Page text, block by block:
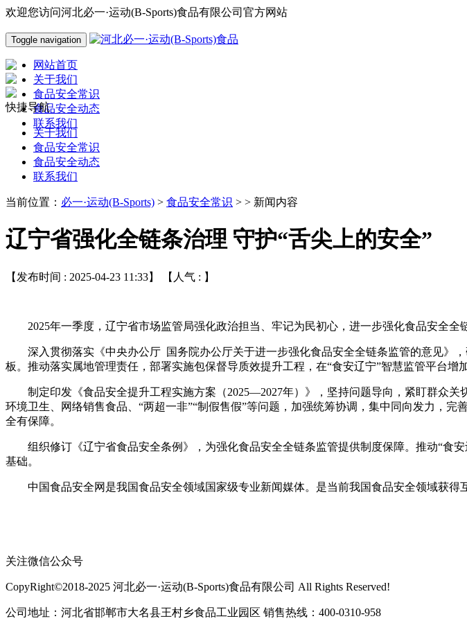
欢迎您访问河北必一·运动(B-Sports)食品有限公司官方网站
Toggle navigation
网站首页
关于我们
食品安全常识
食品安全动态
联系我们
快捷导航
关于我们
食品安全常识
食品安全动态
联系我们
当前位置： 必一·运动(B-Sports) > 食品安全常识 > > 新闻内容
辽宁省强化全链条治理 守护“舌尖上的安全”
【发布时间 : 2025-04-23 11:33】 【人气 : 】
2025年一季度，辽宁省市场监管局强化政治担当、牢记为民初心，进一步强化食品安全全
深入贯彻落实《中央办公厅 国务院办公厅关于进一步强化食品安全全链条监管的意见》
板。推动落实属地管理责任，部署实施包保督导质效提升工程，在“食安辽宁”智慧监管平台增
制定印发《食品安全提升工程实施方案（2025—2027年）》，坚持问题导向，紧盯群众关
环境卫生、网络销售食品、“两超一非”“制假售假”等问题，加强统筹协调，集中同向发力，
全有保障。
组织修订《辽宁省食品安全条例》，为强化食品安全全链条监管提供制度保障。推动“食
基础。
中国食品安全网是我国食品安全领域国家级专业新闻媒体。是当前我国食品安全领域获得
关注微信公众号
CopyRight©2018-2025 河北必一·运动(B-Sports)食品有限公司 All Rights Reserved!
公司地址：河北省邯郸市大名县王村乡食品工业园区 销售热线：400-0310-958